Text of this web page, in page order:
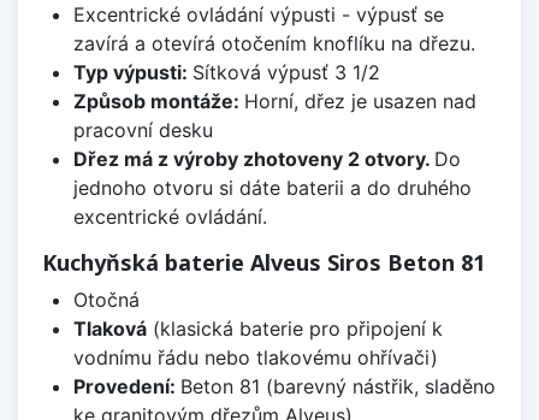
Excentrické ovládání výpusti - výpusť se
zavírá a otevírá otočením knoflíku na dřezu.
Typ výpusti: Sítková výpusť 3 1/2
Způsob montáže: Horní, dřez je usazen nad
pracovní desku
Dřez má z výroby zhotoveny 2 otvory. Do
jednoho otvoru si dáte baterii a do druhého
excentrické ovládání.
Kuchyňská baterie Alveus Siros Beton 81
Otočná
Tlaková(klasická baterie pro připojení k
vodnímu řádu nebo tlakovému ohřívači)
Provedení: Beton 81 (barevný nástřik, sladěno